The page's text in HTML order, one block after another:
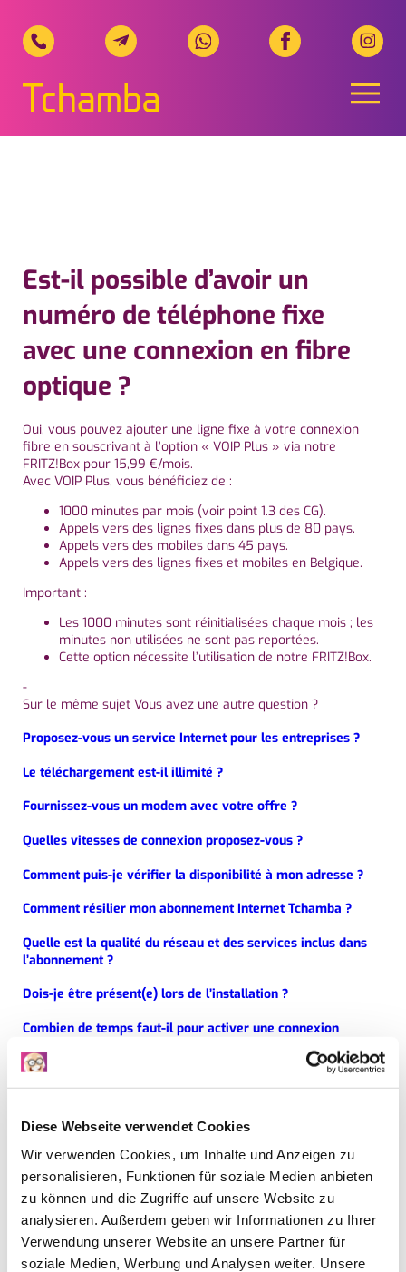
Diese Webseite verwendet Cookies
Wir verwenden Cookies, um Inhalte und Anzeigen zu
personalisieren, Funktionen für soziale Medien anbieten
zu können und die Zugriffe auf unsere Website zu
analysieren. Außerdem geben wir Informationen zu Ihrer
Verwendung unserer Website an unsere Partner für
soziale Medien, Werbung und Analysen weiter. Unsere
Tchamba Telecom, Ihr
Est-il possible d’avoir un
numéro de téléphone fixe
avec une connexion en fibre
optique ?
Oui, vous pouvez ajouter une ligne fixe à votre connexion
fibre en souscrivant à l’option « VOIP Plus » via notre
FRITZ!Box pour 15,99 €/mois.
Avec VOIP Plus, vous bénéficiez de :
1000 minutes par mois (voir point 1.3 des CG).
Appels vers des lignes fixes dans plus de 80 pays.
Appels vers des mobiles dans 45 pays.
Appels vers des lignes fixes et mobiles en Belgique.
Important :
Les 1000 minutes sont réinitialisées chaque mois ; les
minutes non utilisées ne sont pas reportées.
Cette option nécessite l’utilisation de notre FRITZ!Box.
-
Sur le même sujet Vous avez une autre question ?
Proposez-vous un service Internet pour les entreprises ?
Le téléchargement est-il illimité ?
Fournissez-vous un modem avec votre offre ?
Quelles vitesses de connexion proposez-vous ?
Comment puis-je vérifier la disponibilité à mon adresse ?
Comment résilier mon abonnement Internet Tchamba ?
Quelle est la qualité du réseau et des services inclus dans
l’abonnement ?
Dois-je être présent(e) lors de l’installation ?
Combien de temps faut-il pour activer une connexion
Proposez-vous des abonnements de téléphonie fixe ?
Comment configurer une ligne de téléphonie fixe
professionnelle ?
Proposez-vous des téléphones fixes compatibles ?